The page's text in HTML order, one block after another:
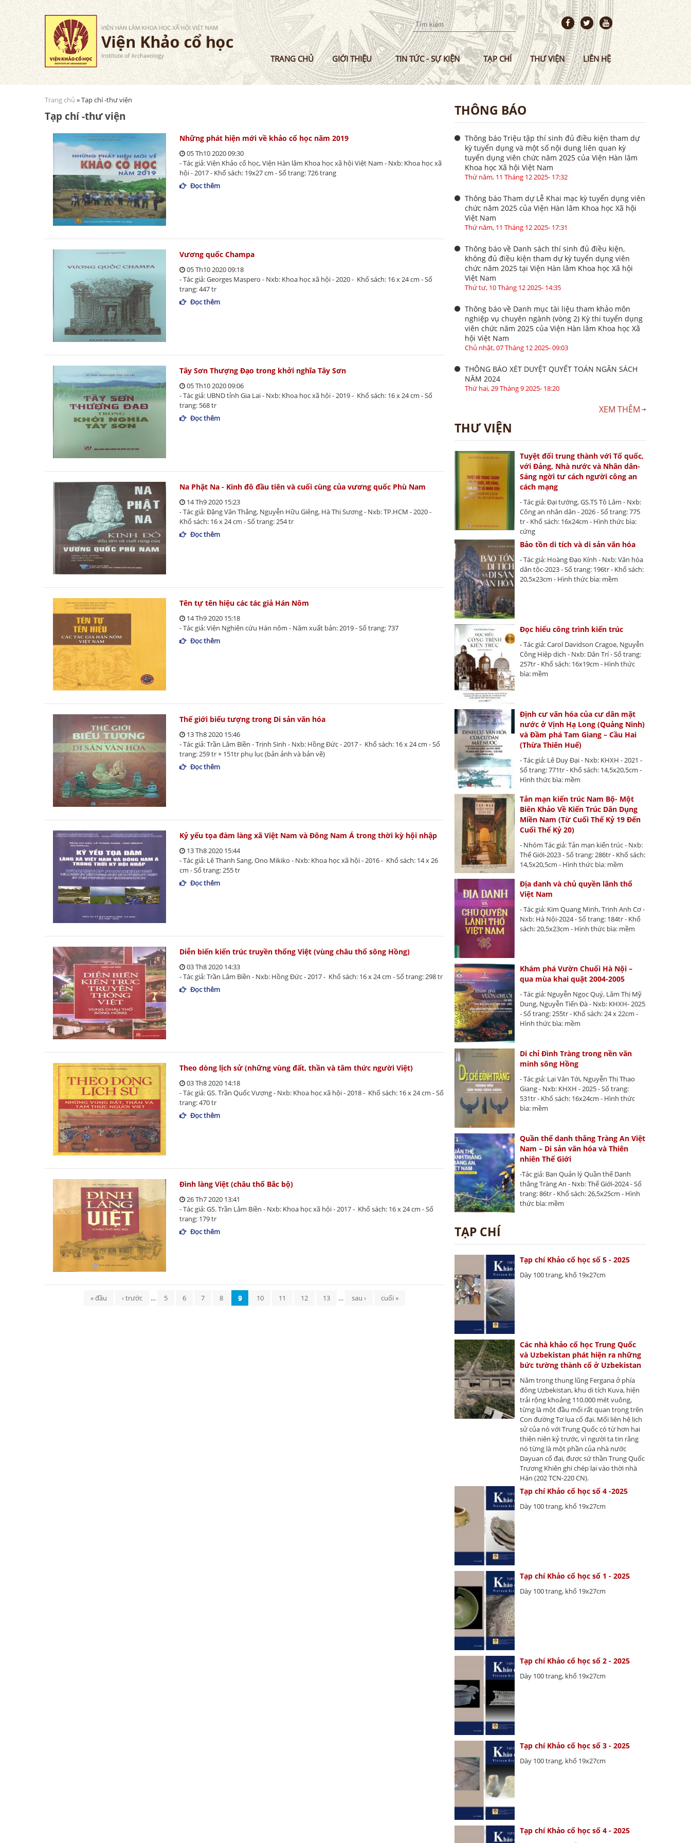
Nhảy
đến
nội
dung
TRANG CHỦ GIỚI THIỆU TIN TỨC - SỰ KIỆN TẠP CHÍ THƯ VIỆN LIÊN HỆ
Bạn đang ở đây
Trang chủ » Tạp chí -thư viện
Tạp chí -thư viện
Những phát hiện mới về khảo cổ học năm 2019
05 Th10 2020 09:30
- Tác giả: Viện Khảo cổ học, Viện Hàn lâm Khoa học xã hội Việt Nam - Nxb: Khoa học xã
hội - 2017 - Khổ sách: 19x27 cm - Số trang: 726 trang
Đọc thêm
Vương quốc Champa
05 Th10 2020 09:18
- Tác giả: Georges Maspero - Nxb: Khoa học xã hội - 2020 - Khổ sách: 16 x 24 cm - Số
trang: 447 tr
Đọc thêm
Tây Sơn Thượng Đạo trong khởi nghĩa Tây Sơn
05 Th10 2020 09:06
- Tác giả: UBND tỉnh Gia Lai - Nxb: Khoa học xã hội - 2019 - Khổ sách: 16 x 24 cm - Số
trang: 568 tr
Đọc thêm
Na Phật Na - Kinh đô đầu tiên và cuối cùng của vương quốc Phù Nam
14 Th9 2020 15:23
- Tác giả: Đặng Văn Thắng, Nguyễn Hữu Giêng, Hà Thị Sương - Nxb: TP.HCM - 2020 -
Khổ sách: 16 x 24 cm - Số trang: 254 tr
Đọc thêm
Tên tự tên hiệu các tác giả Hán Nôm
14 Th9 2020 15:18
- Tác giả: Viện Nghiên cứu Hán nôm - Năm xuất bản: 2019 - Số trang: 737
Đọc thêm
Thế giới biểu tượng trong Di sản văn hóa
13 Th8 2020 15:46
- Tác giả: Trần Lâm Biền - Trịnh Sinh - Nxb: Hồng Đức - 2017 - Khổ sách: 16 x 24 cm - Số
trang: 259 tr + 151tr phụ lục (bản ảnh và bản vẽ)
Đọc thêm
Kỷ yếu tọa đàm làng xã Việt Nam và Đông Nam Á trong thời kỳ hội nhập
13 Th8 2020 15:44
- Tác giả: Lê Thanh Sang, Ono Mikiko - Nxb: Khoa học xã hội - 2016 - Khổ sách: 14 x 26
cm - Số trang: 255 tr
Đọc thêm
Diễn biến kiến trúc truyền thống Việt (vùng châu thổ sông Hồng)
03 Th8 2020 14:33
- Tác giả: Trần Lâm Biền - Nxb: Hồng Đức - 2017 - Khổ sách: 16 x 24 cm - Số trang: 298 tr
Đọc thêm
Theo dòng lịch sử (những vùng đất, thần và tâm thức người Việt)
03 Th8 2020 14:18
- Tác giả: GS. Trần Quốc Vượng - Nxb: Khoa học xã hội - 2018 - Khổ sách: 16 x 24 cm - Số
trang: 470 tr
Đọc thêm
Đình làng Việt (châu thổ Bắc bộ)
26 Th7 2020 13:41
- Tác giả: GS. Trần Lâm Biền - Nxb: Khoa học xã hội - 2017 - Khổ sách: 16 x 24 cm - Số
trang: 179 tr
Đọc thêm
« đầu ‹ trước … 5 6 7 8 9 10 11 12 13 … sau › cuối »
THÔNG BÁO
Thông báo Triệu tập thí sinh đủ điều kiện tham dự
kỳ tuyển dụng và một số nội dung liên quan kỳ
tuyển dụng viên chức năm 2025 của Viện Hàn lâm
Khoa học Xã hội Việt Nam
Thứ năm, 11 Tháng 12 2025- 17:32
Thông báo Tham dự Lễ Khai mạc kỳ tuyển dụng viên
chức năm 2025 của Viện Hàn lâm Khoa học Xã hội
Việt Nam
Thứ năm, 11 Tháng 12 2025- 17:31
Thông báo về Danh sách thí sinh đủ điều kiện,
không đủ điều kiện tham dự kỳ tuyển dụng viên
chức năm 2025 tại Viện Hàn lâm Khoa học Xã hội
Việt Nam
Thứ tư, 10 Tháng 12 2025- 14:35
Thông báo về Danh mục tài liệu tham khảo môn
nghiệp vụ chuyên ngành (vòng 2) Kỳ thi tuyển dụng
viên chức năm 2025 của Viện Hàn lâm Khoa học Xã
hội Việt Nam
Chủ nhật, 07 Tháng 12 2025- 09:03
THÔNG BÁO XÉT DUYỆT QUYẾT TOÁN NGÂN SÁCH
NĂM 2024
Thứ hai, 29 Tháng 9 2025- 18:20
XEM THÊM
THƯ VIỆN
Tuyệt đối trung thành với Tổ quốc,
với Đảng, Nhà nước và Nhân dân-
Sáng ngời tư cách người công an
cách mạng
- Tác giả: Đại tướng, GS.TS Tô Lâm - Nxb:
Công an nhân dân - 2026 - Số trang: 775
tr - Khổ sách: 16x24cm - Hình thức bìa:
cứng
Bảo tồn di tích và di sản văn hóa
- Tác giả: Hoàng Đạo Kính - Nxb: Văn hóa
dân tộc-2023 - Số trang: 196tr - Khổ sách:
20,5x23cm - Hình thức bìa: mềm
Đọc hiểu công trình kiến trúc
- Tác giả: Carol Davidson Cragoe, Nguyễn
Công Hiệp dịch - Nxb: Dân Trí - Số trang:
257tr - Khổ sách: 16x19cm - Hình thức
bìa: mềm
Định cư văn hóa của cư dân mặt
nước ở Vịnh Hạ Long (Quảng Ninh)
và Đầm phá Tam Giang – Cầu Hai
(Thừa Thiên Huế)
- Tác giả: Lê Duy Đại - Nxb: KHXH - 2021 -
Số trang: 771tr - Khổ sách: 14,5x20,5cm -
Hình thức bìa: mềm
Tản mạn kiến trúc Nam Bộ- Một
Biên Khảo Về Kiến Trúc Dân Dụng
Miền Nam (Từ Cuối Thế Kỷ 19 Đến
Cuối Thế Kỷ 20)
- Nhóm Tác giả: Tản mạn kiến trúc - Nxb:
Thế Giới-2023 - Số trang: 286tr - Khổ sách:
14,5x20,5cm - Hình thức bìa: mềm
Địa danh và chủ quyền lãnh thổ
Việt Nam
- Tác giả: Kim Quang Minh, Trịnh Anh Cơ -
Nxb: Hà Nội-2024 - Số trang: 184tr - Khổ
sách: 20,5x23cm - Hình thức bìa: mềm
Khám phá Vườn Chuối Hà Nội –
qua mùa khai quật 2004-2005
- Tác giả: Nguyễn Ngọc Quý, Lâm Thị Mỹ
Dung, Nguyễn Tiến Đà - Nxb: KHXH- 2025
- Số trang: 255tr - Khổ sách: 24 x 22cm -
Hình thức bìa: mềm
Di chỉ Đình Tràng trong nền văn
minh sông Hồng
- Tác giả: Lại Văn Tới, Nguyễn Thị Thao
Giang - Nxb: KHXH - 2025 - Số trang:
531tr - Khổ sách: 16x24cm - Hình thức
bìa: mềm
Quần thể danh thắng Tràng An Việt
Nam – Di sản văn hóa và Thiên
nhiên Thế Giới
-Tác giả: Ban Quản lý Quần thể Danh
thắng Tràng An - Nxb: Thế Giới-2024 - Số
trang: 86tr - Khổ sách: 26,5x25cm - Hình
thức bìa: mềm
TẠP CHÍ
Tạp chí Khảo cổ học số 5 - 2025
Dày 100 trang, khổ 19x27cm
Các nhà khảo cổ học Trung Quốc
và Uzbekistan phát hiện ra những
bức tường thành cổ ở Uzbekistan
Nằm trong thung lũng Fergana ở phía
đông Uzbekistan, khu di tích Kuva, hiện
trải rộng khoảng 110.000 mét vuông,
từng là một đầu mối rất quan trọng trên
Con đường Tơ lụa cổ đại. Mối liên hệ lịch
sử của nó với Trung Quốc có từ hơn hai
thiên niên kỷ trước, vì người ta tin rằng
nó từng là một phần của nhà nước
Dayuan cổ đại, được sứ thần Trung Quốc
Trương Khiên ghi chép lại vào thời nhà
Hán (202 TCN-220 CN).
Tạp chí Khảo cổ học số 4 -2025
Dày 100 trang, khổ 19x27cm
Tạp chí Khảo cổ học số 1 - 2025
Dày 100 trang, khổ 19x27cm
Tạp chí Khảo cổ học số 2 - 2025
Dày 100 trang, khổ 19x27cm
Tạp chí Khảo cổ học số 3 - 2025
Dày 100 trang, khổ 19x27cm
Tạp chí Khảo cổ học số 4 - 2025